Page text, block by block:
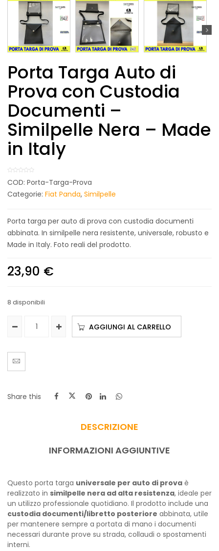
Porta Targa Auto di
Prova con Custodia
Documenti –
Similpelle Nera – Made
in Italy
COD: Porta-Targa-Prova
Categorie: Fiat Panda, Similpelle
Porta targa per auto di prova con custodia documenti
abbinata. In similpelle nera resistente, universale, robusto e
Made in Italy. Foto reali del prodotto.
23,90 €
8 disponibili
AGGIUNGI AL CARRELLO
Share this
DESCRIZIONE
INFORMAZIONI AGGIUNTIVE
Questo porta targa universale per auto di prova è
realizzato in similpelle nera ad alta resistenza, ideale per
un utilizzo professionale quotidiano. Il prodotto include una
custodia documenti/libretto posteriore abbinata, utile
per mantenere sempre a portata di mano i documenti
necessari durante prove su strada, collaudi o spostamenti
interni.